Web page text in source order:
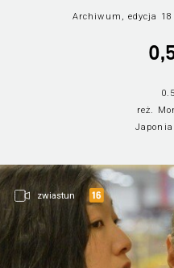
Archiwum, edycja 18
reż.
Japonia
zwiastun